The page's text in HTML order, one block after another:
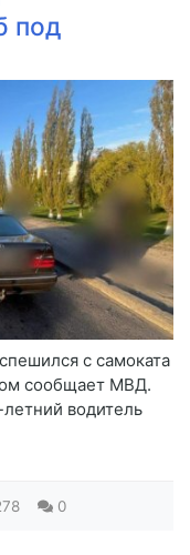
под
с самоката
сообщает МВД.
водитель
0